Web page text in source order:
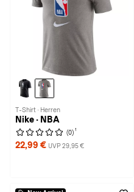
T-Shirt · Herren
Nike · NBA
(0) 1
22,99 € UVP 29,95 €